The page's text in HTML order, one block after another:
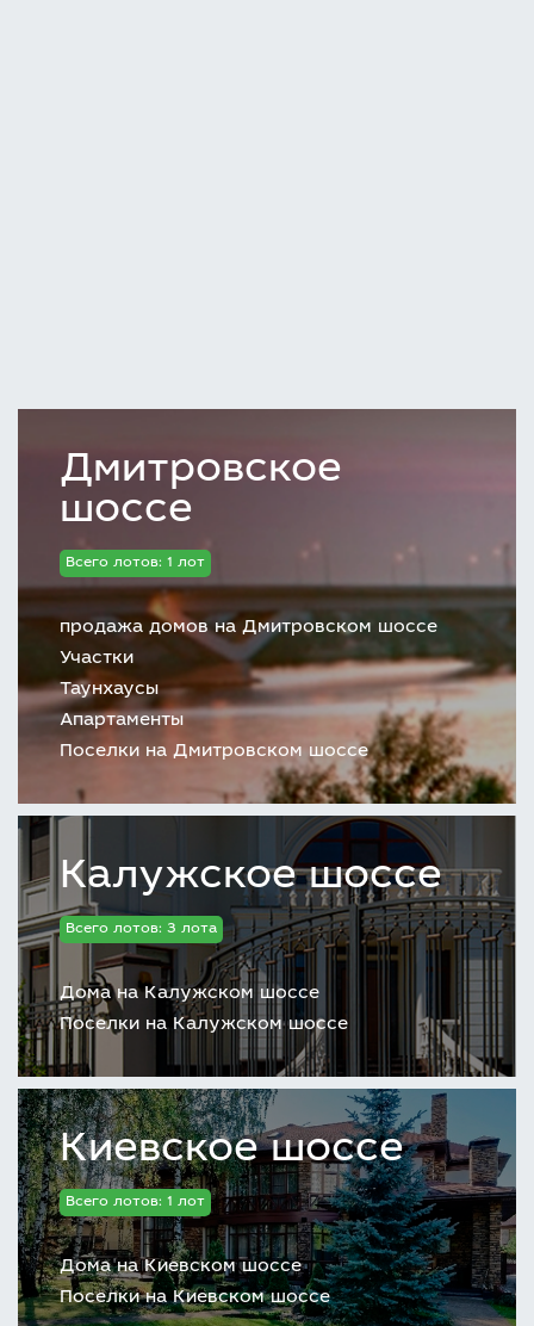
Дмитровское
шоссе
Всего лотов: 1 лот
продажа домов на Дмитровском шоссе
Участки
Таунхаусы
Апартаменты
Поселки на Дмитровском шоссе
Калужское шоссе
Всего лотов: 3 лота
Дома на Калужском шоссе
Поселки на Калужском шоссе
Киевское шоссе
Всего лотов: 1 лот
Дома на Киевском шоссе
Поселки на Киевском шоссе